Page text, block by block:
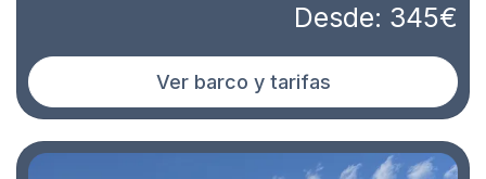
Desde: 345€
Ver barco y tarifas